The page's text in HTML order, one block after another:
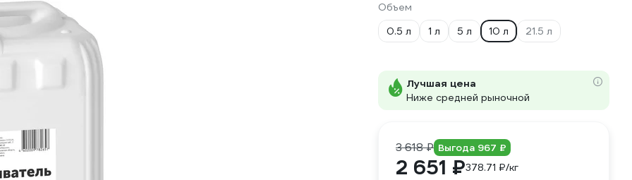
Объем
0.5 л
1 л 5 л 10 л 21.5 л
Лучшая цена
Ниже средней рыночной
3 618 ₽ Выгода 967 ₽
2 651 ₽378.71 ₽/кг